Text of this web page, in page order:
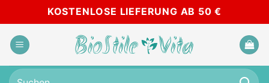
Inhalt
springen
KOSTENLOSE LIEFERUNG AB 50 €
Suchen